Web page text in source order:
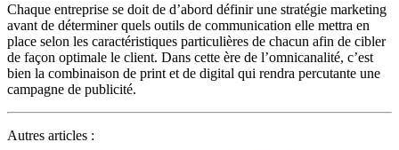
Chaque entreprise se doit de d’abord définir une stratégie marketing
avant de déterminer quels outils de communication elle mettra en
place selon les caractéristiques particulières de chacun afin de cibler
de façon optimale le client. Dans cette ère de l’omnicanalité, c’est
bien la combinaison de print et de digital qui rendra percutante une
campagne de publicité.
Autres articles :